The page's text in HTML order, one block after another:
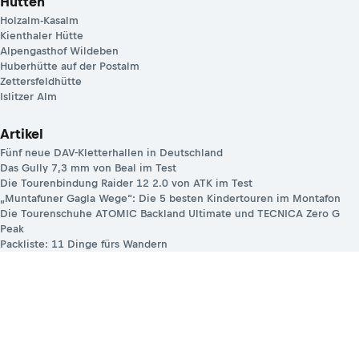
Holzalm-Kasalm
Kienthaler Hütte
Alpengasthof Wildeben
Huberhütte auf der Postalm
Zettersfeldhütte
Islitzer Alm
Artikel
Fünf neue DAV-Kletterhallen in Deutschland
Das Gully 7,3 mm von Beal im Test
Die Tourenbindung Raider 12 2.0 von ATK im Test
„Muntafuner Gagla Wege“: Die 5 besten Kindertouren im Montafon
Die Tourenschuhe ATOMIC Backland Ultimate und TECNICA Zero G
Peak
Packliste: 11 Dinge fürs Wandern